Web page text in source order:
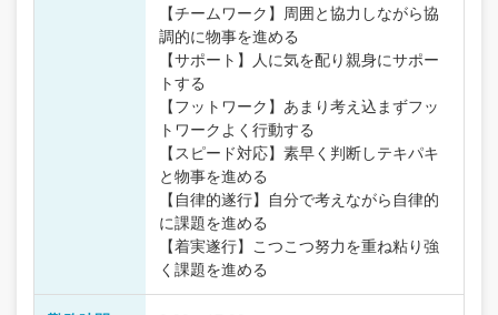
【チームワーク】周囲と協力しながら協
調的に物事を進める
【サポート】人に気を配り親身にサポー
トする
【フットワーク】あまり考え込まずフッ
トワークよく行動する
【スピード対応】素早く判断しテキパキ
と物事を進める
【自律的遂行】自分で考えながら自律的
に課題を進める
【着実遂行】こつこつ努力を重ね粘り強
く課題を進める